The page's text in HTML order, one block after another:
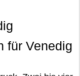
für Venedig